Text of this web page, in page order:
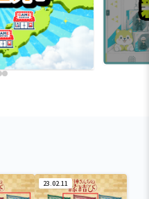
23.02.11